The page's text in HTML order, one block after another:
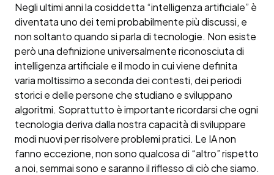
Negli ultimi anni la cosiddetta “intelligenza artificiale” è
diventata uno dei temi probabilmente più discussi, e
non soltanto quando si parla di tecnologie. Non esiste
però una definizione universalmente riconosciuta di
intelligenza artificiale e il modo in cui viene definita
varia moltissimo a seconda dei contesti, dei periodi
storici e delle persone che studiano e sviluppano
algoritmi. Soprattutto è importante ricordarsi che ogni
tecnologia deriva dalla nostra capacità di sviluppare
modi nuovi per risolvere problemi pratici. Le IA non
fanno eccezione, non sono qualcosa di “altro” rispetto
a noi, semmai sono e saranno il riflesso di ciò che siamo.